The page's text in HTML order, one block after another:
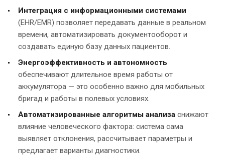
Интеграция с информационными системами
(EHR/EMR) позволяет передавать данные в реальном
времени, автоматизировать документооборот и
создавать единую базу данных пациентов.
Энергоэффективность и автономность
обеспечивают длительное время работы от
аккумулятора — это особенно важно для мобильных
бригад и работы в полевых условиях.
Автоматизированные алгоритмы анализа снижают
влияние человеческого фактора: система сама
выявляет отклонения, рассчитывает параметры и
предлагает варианты диагностики.